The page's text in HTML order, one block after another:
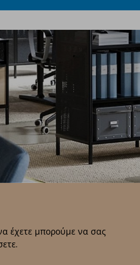
έχετε μπορούμε να σας